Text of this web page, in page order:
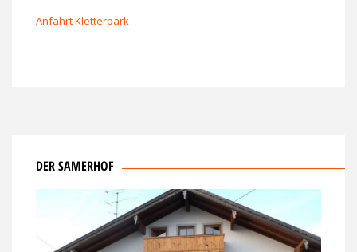
Anfahrt Kletterpark
DER SAMERHOF